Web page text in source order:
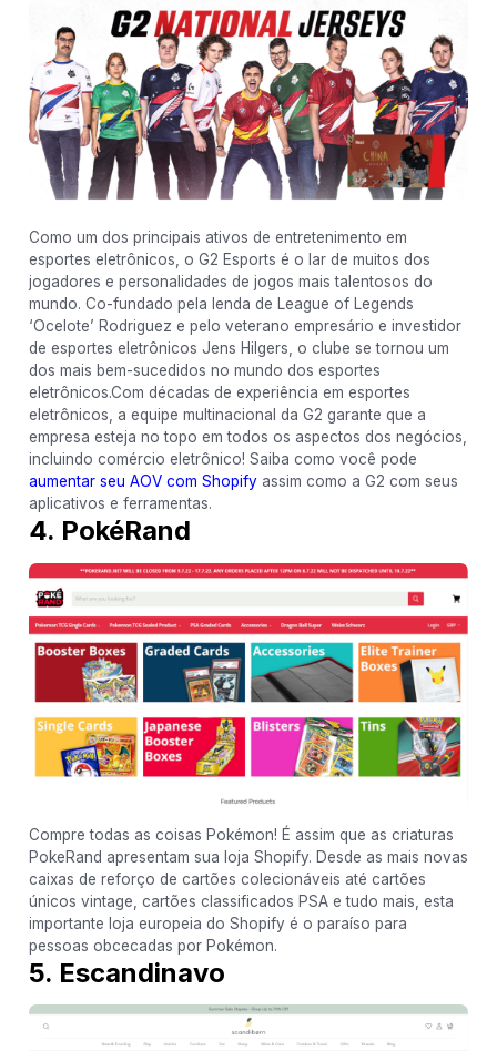
Como um dos principais ativos de entretenimento em
esportes eletrônicos, o G2 Esports é o lar de muitos dos
jogadores e personalidades de jogos mais talentosos do
mundo. Co-fundado pela lenda de League of Legends
‘Ocelote’ Rodriguez e pelo veterano empresário e investidor
de esportes eletrônicos Jens Hilgers, o clube se tornou um
dos mais bem-sucedidos no mundo dos esportes
eletrônicos.Com décadas de experiência em esportes
eletrônicos, a equipe multinacional da G2 garante que a
empresa esteja no topo em todos os aspectos dos negócios,
incluindo comércio eletrônico! Saiba como você pode
aumentar seu AOV com Shopifyassim como a G2 com seus
aplicativos e ferramentas.
4. PokéRand
Compre todas as coisas Pokémon! É assim que as criaturas
PokeRand apresentam sua loja Shopify. Desde as mais novas
caixas de reforço de cartões colecionáveis ​​até cartões
únicos vintage, cartões classificados PSA e tudo mais, esta
importante loja europeia do Shopify é o paraíso para
pessoas obcecadas por Pokémon.
5. Escandinavo